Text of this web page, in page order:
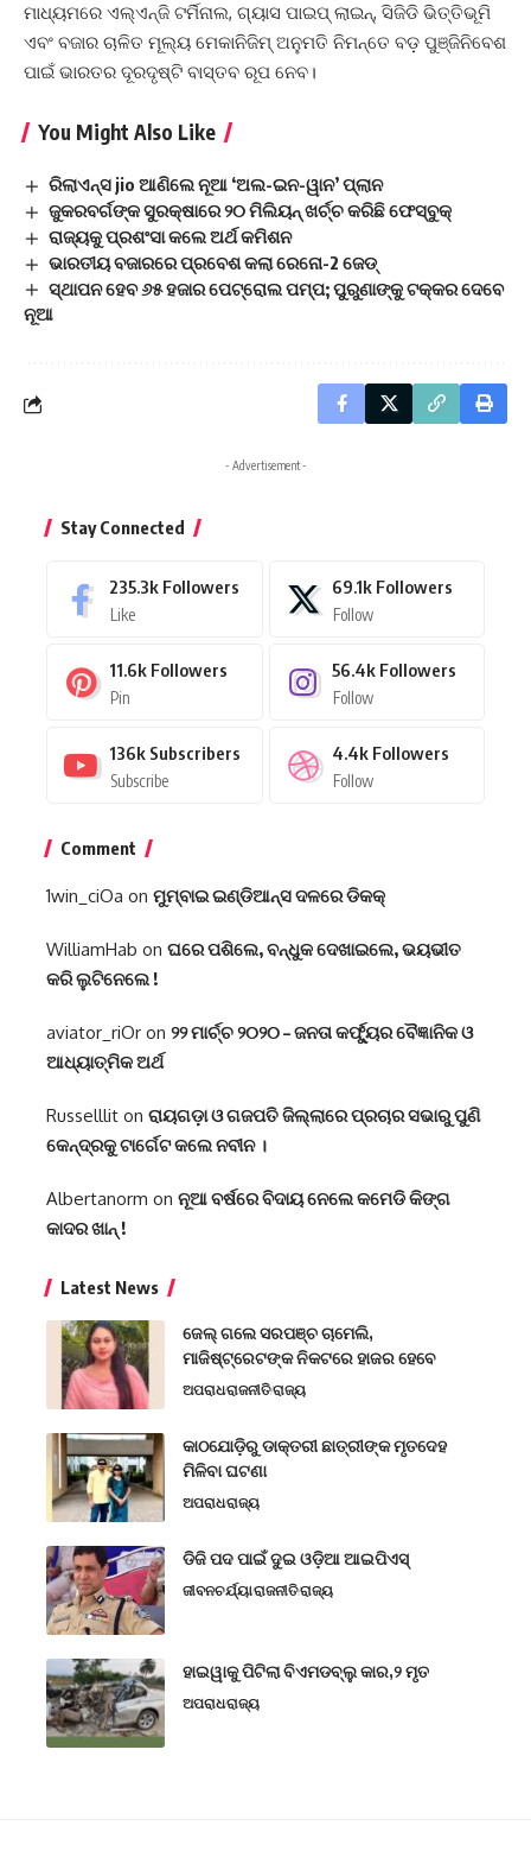
ମାଧ୍ୟମରେ ଏଲ୍‌ଏନ୍‌ଜି ଟର୍ମିନାଲ, ଗ୍ୟାସ ପାଇପ୍‌ ଲାଇନ୍‌, ସିଜିଡି ଭିତ୍ତିଭୂମି
ଏବଂ ବଜାର ଚାଳିତ ମୂଲ୍ୟ ମେକାନିଜିମ୍ ଅନୁମତି ନିମନ୍ତେ ବଡ଼ ପୁଞ୍ଜିନିବେଶ
ପାଇଁ ଭାରତର ଦୂରଦୃଷ୍ଟି ବାସ୍ତବ ରୂପ ନେବ।
You Might Also Like
ରିଲାଏନ୍ସ jio ଆଣିଲେ ନୂଆ ‘ଅଲ-ଇନ-ୱାନ’ ପ୍ଲାନ
ଜୁକରବର୍ଗଙ୍କ ସୁରକ୍ଷାରେ ୨୦ ମିଲିୟନ୍‌ ଖର୍ଚ୍ଚ କରିଛି ଫେସ୍‌ବୁକ୍‌
ରାଜ୍ୟକୁ ପ୍ରଶଂସା କଲେ ଅର୍ଥ କମିଶନ
ଭାରତୀୟ ବଜାରରେ ପ୍ରବେଶ କଲା ରେନୋ-2 ଜେଡ୍‌
ସ୍ଥାପନ ହେବ ୬୫ ହଜାର ପେଟ୍ରୋଲ ପମ୍ପ; ପୁରୁଣାଙ୍କୁ ଟକ୍କର ଦେବେ
ନୂଆ
- Advertisement -
Stay Connected
235.3k Followers
Like
69.1k Followers
Follow
11.6k Followers
Pin
56.4k Followers
Follow
136k Subscribers
Subscribe
4.4k Followers
Follow
Comment
1win_ciOa on ମୁମ୍ବାଇ ଇଣ୍ଡିଆନ୍ସ ଦଳରେ ଡିକକ୍‌
WilliamHab on ଘରେ ପଶିଲେ, ବନ୍ଧୁକ ଦେଖାଇଲେ, ଭୟଭୀତ
କରି ଲୁଟିନେଲେ !
aviator_riOr on ୨୨ ମାର୍ଚ୍ଚ ୨୦୨୦ – ଜନତା କର୍ଫ୍ୟୁର ବୈଜ୍ଞାନିକ ଓ
ଆଧ୍ୟାତ୍ମିକ ଅର୍ଥ
Russelllit on ରାୟଗଡ଼ା ଓ ଗଜପତି ଜିଲ୍ଲାରେ ପ୍ରଚାର ସଭାରୁ ପୁଣି
କେନ୍ଦ୍ରକୁ ଟାର୍ଗେଟ କଲେ ନବୀନ ।
Albertanorm on ନୂଆ ବର୍ଷରେ ବିଦାୟ ନେଲେ କମେଡି କିଙ୍ଗ
କାଦର ଖାନ୍ !
Latest News
ଜେଲ୍ ଗଲେ ସରପଞ୍ଚ ଚାମେଲି,
ମାଜିଷ୍ଟ୍ରେଟଙ୍କ ନିକଟରେ ହାଜର ହେବେ
ଅପରାଧରାଜନୀତିରାଜ୍ୟ
କାଠଯୋଡ଼ିରୁ ଡାକ୍ତରୀ ଛାତ୍ରୀଙ୍କ ମୃତଦେହ
ମିଳିବା ଘଟଣା
ଅପରାଧରାଜ୍ୟ
ଡିଜି ପଦ ପାଇଁ ଦୁଇ ଓଡ଼ିଆ ଆଇପିଏସ୍
ଜୀବନଚର୍ଯ୍ୟାରାଜନୀତିରାଜ୍ୟ
ହାଇୱାକୁ ପିଟିଲା ବିଏମଡବ୍ଲୁ କାର,୨ ମୃତ
ଅପରାଧରାଜ୍ୟ